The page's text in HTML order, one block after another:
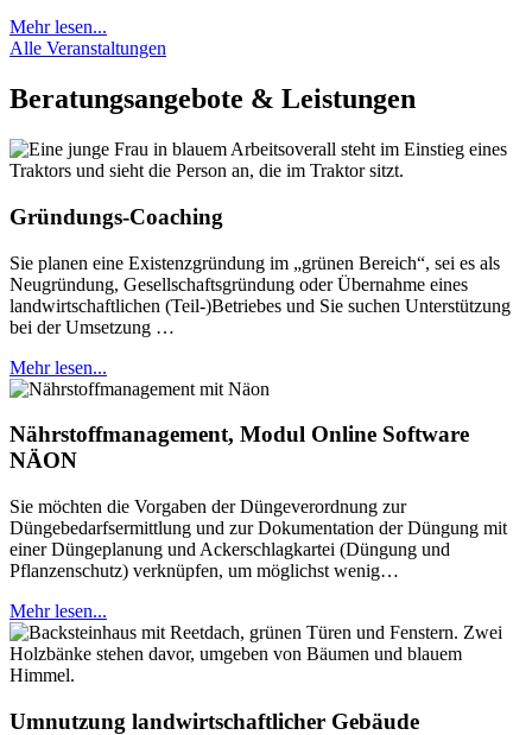
Mehr lesen...
Alle Veranstaltungen
Beratungsangebote & Leistungen
Gründungs-Coaching
Sie planen eine Existenzgründung im „grünen Bereich“, sei es als
Neugründung, Gesellschaftsgründung oder Übernahme eines
landwirtschaftlichen (Teil-)Betriebes und Sie suchen Unterstützung
bei der Umsetzung …
Mehr lesen...
Nährstoffmanagement, Modul Online Software
NÄON
Sie möchten die Vorgaben der Düngeverordnung zur
Düngebedarfsermittlung und zur Dokumentation der Düngung mit
einer Düngeplanung und Ackerschlagkartei (Düngung und
Pflanzenschutz) verknüpfen, um möglichst wenig…
Mehr lesen...
Umnutzung landwirtschaftlicher Gebäude